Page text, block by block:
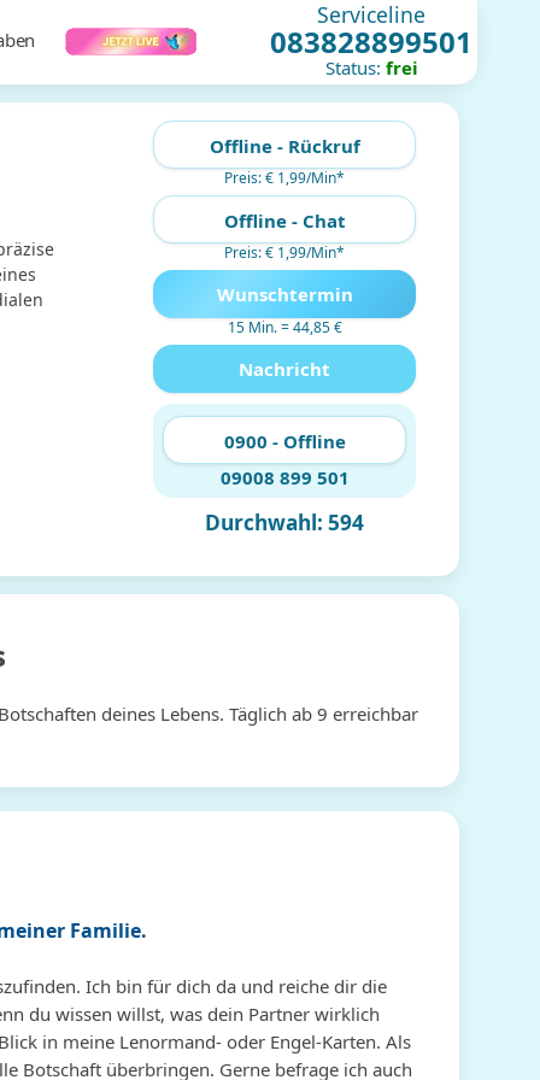
Serviceline
083828899501
Status: frei
Offline - Rückruf
Preis: € 1,99/Min*
Offline - Chat
Preis: € 1,99/Min*
Wunschtermin
15 Min. = 44,85 €
Nachricht
0900 - Offline
09008 899 501
Durchwahl: 594
deines Lebens. Täglich ab 9 erreichbar
Familie.
Ich bin für dich da und reiche dir die
du wissen willst, was dein Partner wirklich
in meine Lenormand- oder Engel-Karten. Als
Botschaft überbringen. Gerne befrage ich auch